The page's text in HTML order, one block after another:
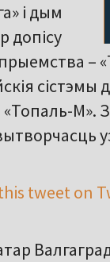
і дым
допісу
–
М».
tweet on